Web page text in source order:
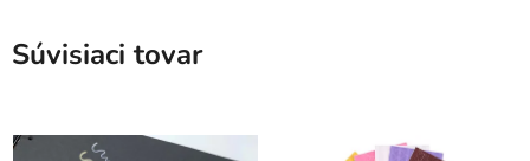
Súvisiaci tovar